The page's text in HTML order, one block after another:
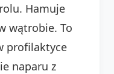
Hamuje
wątrobie. To
profilaktyce
naparu z